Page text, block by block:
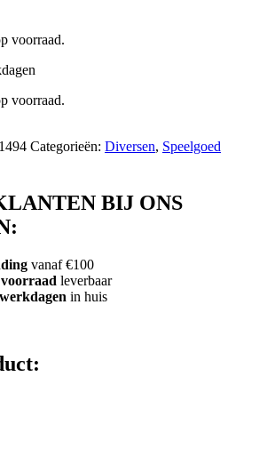
voorraad.
voorraad.
Categorieën: Diversen, Speelgoed
BIJ ONS
vanaf €100
leverbaar
in huis